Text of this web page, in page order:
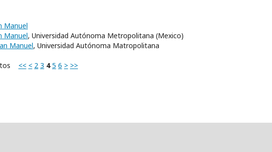
Manuel
Manuel, Universidad Autónoma Metropolitana (Mexico)
Manuel, Universidad Autónoma Matropolitana
<< < 2 3 4 5 6 > >>